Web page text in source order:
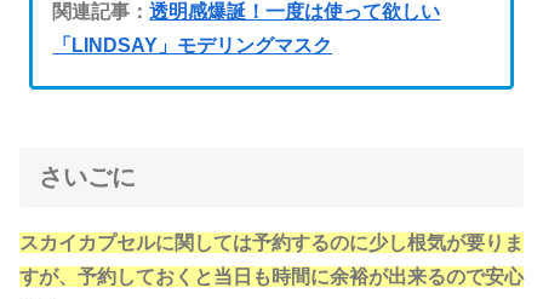
関連記事：透明感爆誕！一度は使って欲しい
「LINDSAY」モデリングマスク
さいごに
スカイカプセルに関しては予約するのに少し根気が要りま
すが、予約しておくと当日も時間に余裕が出来るので安心